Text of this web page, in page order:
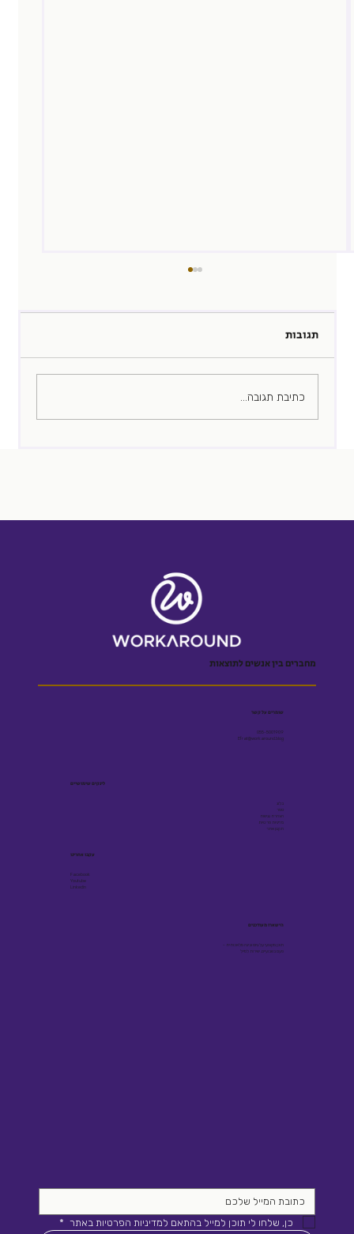
תגובות
כתיבת תגובה...
מחברים בין אנשים לתוצאות
שומרים על קשר
055-5001909
Efrat@workaround.blog
לינקים שימושיים
בלוג
ספר
הצהרת נגישות
מדיניות פרטיות
תקנון אתר
עקבו אחרינו
Facebook
Youtube
Linkedin
הישארו מעודכנים
תוכן מקצועי על גיוס ובינה מלאכותית -
פעם בשבועיים, ישירות למייל
כן, שלחו לי תוכן למייל בהתאם למדיניות הפרטיות באתר *